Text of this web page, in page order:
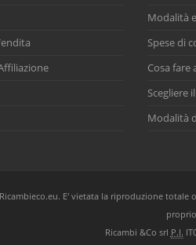
Modalità
Spese di
Cosa fare
Scegliere
Modalità
E' vietata la riproduzione
Ricambi &Co srl P.I.